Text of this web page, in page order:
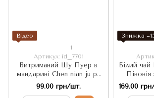
Відео
1
Артикул: id_7701
Витриманий Шу Пуер в
мандарині Chen nian ju pu
cha 1 шт. Китай
99.00 грн/шт.
Знижка
Білий
Півонія
дерев
169.00